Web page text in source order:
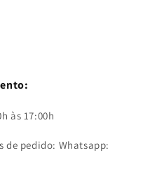
às 17:00h
de pedido: Whatsapp: